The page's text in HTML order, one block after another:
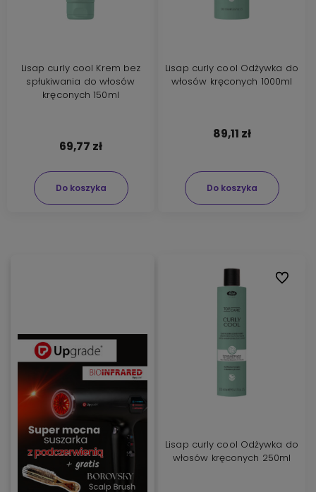
Lisap curly cool Krem bez
spłukiwania do włosów
kręconych 150ml
69,77 zł
Do koszyka
Lisap curly cool Odżywka do
włosów kręconych 1000ml
89,11 zł
Do koszyka
Lisap curly cool Odżywka do
włosów kręconych 250ml
Do